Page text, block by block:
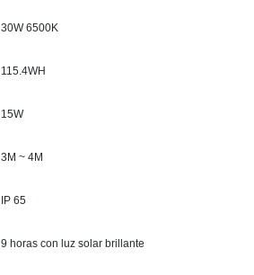
30W 6500K
115.4WH
15W
3M ~ 4M
IP 65
9 horas con luz solar brillante